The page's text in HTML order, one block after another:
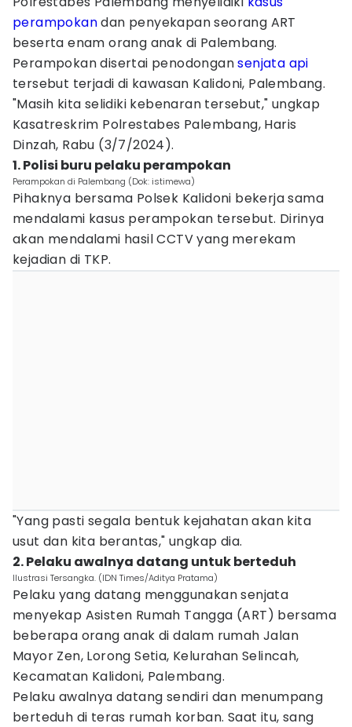
perampokandan penyekapan seorang ART
beserta enam orang anak di Palembang.
Perampokan disertai penodongansenjata api
tersebut terjadi di kawasan Kalidoni, Palembang.
"Masih kita selidiki kebenaran tersebut," ungkap
Kasatreskrim Polrestabes Palembang, Haris
Dinzah, Rabu (3/7/2024).
1. Polisi buru pelaku perampokan
Perampokan di Palembang (Dok: istimewa)
Pihaknya bersama Polsek Kalidoni bekerja sama
mendalami kasus perampokan tersebut. Dirinya
akan mendalami hasil CCTV yang merekam
kejadian di TKP.
"Yang pasti segala bentuk kejahatan akan kita
usut dan kita berantas," ungkap dia.
2. Pelaku awalnya datang untuk berteduh
Ilustrasi Tersangka. (IDN Times/Aditya Pratama)
Pelaku yang datang menggunakan senjata
menyekap Asisten Rumah Tangga (ART) bersama
beberapa orang anak di dalam rumah Jalan
Mayor Zen, Lorong Setia, Kelurahan Selincah,
Kecamatan Kalidoni, Palembang.
Pelaku awalnya datang sendiri dan menumpang
berteduh di teras rumah korban. Saat itu, sang